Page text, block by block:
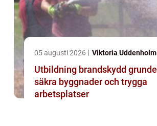
05 augusti 2026 Viktoria Uddenholm
Utbildning brandskydd grunden för
säkra byggnader och trygga
arbetsplatser